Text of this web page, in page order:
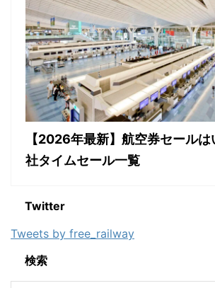
【2026年最新】航空券セール
社タイムセール一覧
Twitter
Tweets by free_railway
検索